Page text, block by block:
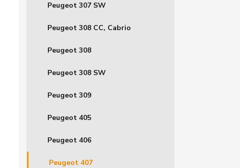
Peugeot 307 SW
Peugeot 308 CC, Cabrio
Peugeot 308
Peugeot 308 SW
Peugeot 309
Peugeot 405
Peugeot 406
Peugeot 407